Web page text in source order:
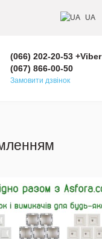
UA
(066) 202-20-53 +Viber
(067) 866-00-50
Замовити дзвінок